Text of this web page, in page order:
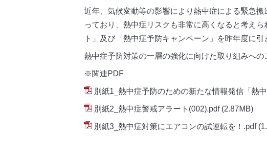
近年、気候変動等の影響により熱中症による緊急
っており、熱中症リスクも非常に高くなると考えら
ト」及び「熱中症予防キャンペーン」を昨年度に引
熱中症予防対策の一層の強化に向けた取り組みへの
※関連PDF
別紙1_熱中症予防のための新たな情報発信「熱
別紙2_熱中症警戒アラート(002).pdf (2.87MB)
別紙3_熱中症対策にエアコンの試運転を！.pdf